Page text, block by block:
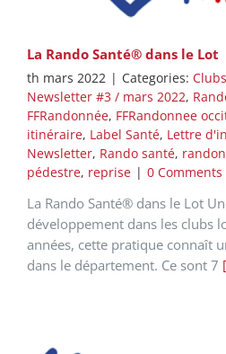
La Rando Santé® dans le Lot
th mars 2022 | Categories:
Newsletter #3 / mars 2022,
FFRandonnée, FFRandonnee
itinéraire, Label Santé, Lettre
Newsletter, Rando santé,
pédestre, reprise | 0 Comments
La Rando Santé® dans le Lot
développement dans les clubs
années, cette pratique connaît
dans le département. Ce sont 7